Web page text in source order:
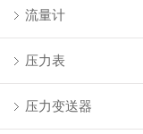
流量计
压力表
压力变送器